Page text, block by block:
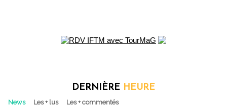
DERNIÈRE HEURE
News Les + lus Les + commentés